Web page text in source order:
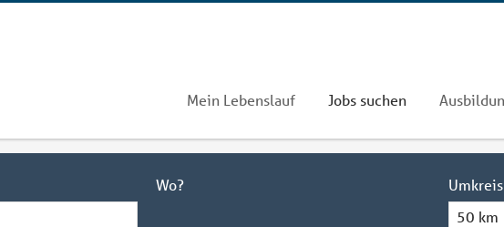
Mein Lebenslauf Jobs suchen
Wo?
Umkreis
50 km